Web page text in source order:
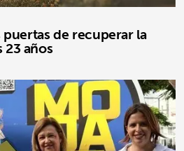
puertas de recuperar la
años